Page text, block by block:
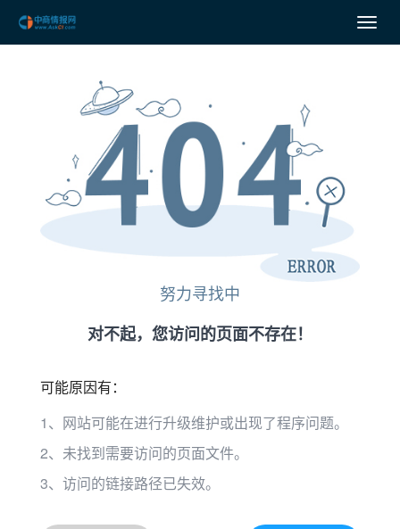
努力寻找中
对不起，您访问的页面不存在！
可能原因有：
1、网站可能在进行升级维护或出现了程序问题。
2、未找到需要访问的页面文件。
3、访问的链接路径已失效。